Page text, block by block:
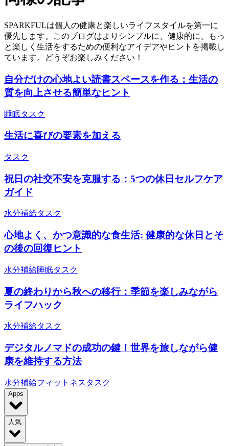
SPARKFULは個人の健康と楽しいライフスタイルを第一に
優先します。このブログはよりシンプルに、健康的に、もっ
と楽しく生活をするための便利なアイデアやヒントを掲載し
ています。どうぞお楽しみください！
自分だけの心地よい読書スペースを作る：生活の
質を向上させる簡単なヒント
睡眠タスク
生活に喜びの要素を加える
タスク
祝日の社交不安を克服する：5つの休日セルフケア
ガイド
水分補給タスク
心地よく、かつ意識的な食生活: 健康的な休日とそ
の後の回復ヒント
水分補給睡眠タスク
夏の終わりから秋への移行：季節を楽しみながら
ライフハック
水分補給タスク
デジタルノマドの成功の鍵！世界を旅しながら健
康を維持する方法
水分補給フィットネス タスク
Apps
人気